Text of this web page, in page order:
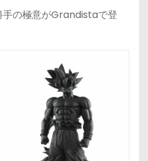
手の極意がGrandistaで登